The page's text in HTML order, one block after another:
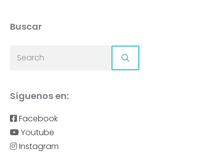
Buscar
Síguenos en:
Facebook
Youtube
Instagram